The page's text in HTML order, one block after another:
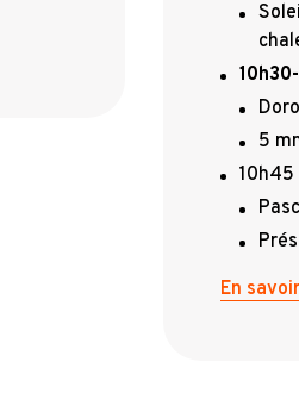
5
10h45
En